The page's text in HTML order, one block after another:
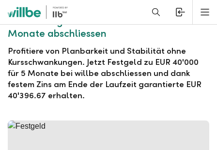
Alerts.Headline
willbe Festgeld zu EUR 40'000 für 5
Monate abschliessen
Profitiere von Planbarkeit und Stabilität ohne
Kursschwankungen. Jetzt Festgeld zu EUR 40'000
für 5 Monate bei willbe abschliessen und dank
festem Zins am Ende der Laufzeit garantierte EUR
40'396.67 erhalten.